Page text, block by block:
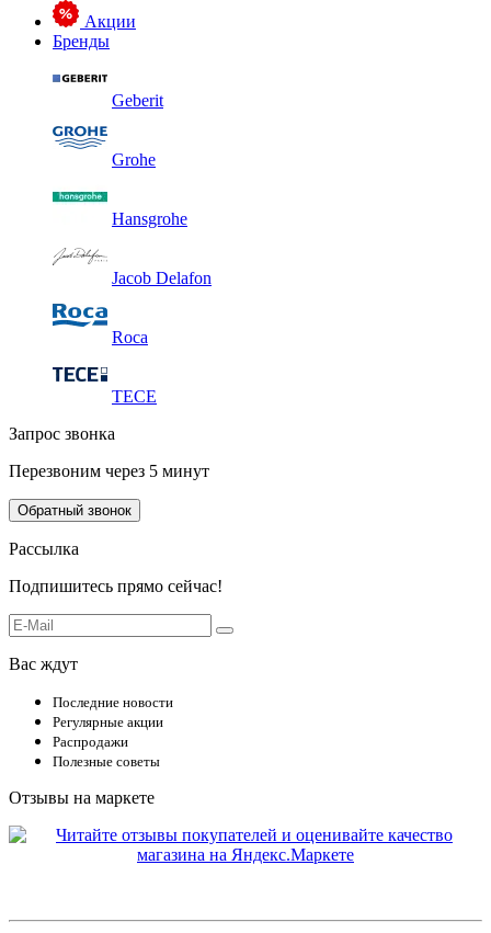
Акции
Бренды
Geberit
Grohe
Hansgrohe
Jacob Delafon
Roca
TECE
Запрос звонка
Перезвоним через 5 минут
Обратный звонок
Рассылка
Подпишитесь прямо сейчас!
Вас ждут
Последние новости
Регулярные акции
Распродажи
Полезные советы
Отзывы на маркете